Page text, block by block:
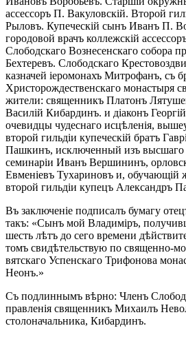
ассессоръ П. Вакуловскій. Второй
Рыловъ. Купеческій сынъ Иванъ П.
городовой врачъ коллежскій
Слободскаго Вознесенскаго собора
Бехтеревъ. Слободскаго
казначей іеромонахъ Митрофанъ, съ
Христорождественскаго монастыря
жители: священникъ Платонъ
Василій Кибардинъ. и діаконъ
очевидцы чудеснаго исцѣленія,
второй гильдіи купеческій братъ
Пашкинъ, исключенный изъ высшаго
семинаріи Иванъ Вершининъ,
Евменіевъ Тухариновъ и, обучающій
второй гильдіи купецъ Александръ
Въ заключеніе подписалъ бумагу
такъ: «Сынъ мой Владиміръ,
шесть лѣтъ до сего времени
томъ свидѣтельствую по священно-
вятскаго Успенскаго Трифонова
Неонъ.»
Съ подлиннымъ вѣрно: Членъ
правленія священникъ Михаилъ
столоначальника, Кибардинъ.